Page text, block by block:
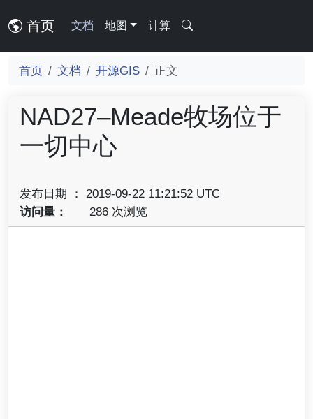
首页 文档 地图 计算
首页 文档 开源GIS 正文
NAD27–Meade牧场位于
一切中心
发布日期 ： 2019-09-22 11:21:52 UTC
访问量：
286 次浏览